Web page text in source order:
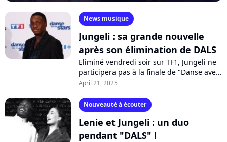
News musique
Jungeli : sa grande nouvelle
après son élimination de DALS
Eliminé vendredi soir sur TF1, Jungeli ne
participera pas à la finale de "Danse avec
les stars"... mais le jeune artiste vient de
April 21, 2025
Nouveauté à écouter
Lenie et Jungeli : un duo
pendant "DALS" !